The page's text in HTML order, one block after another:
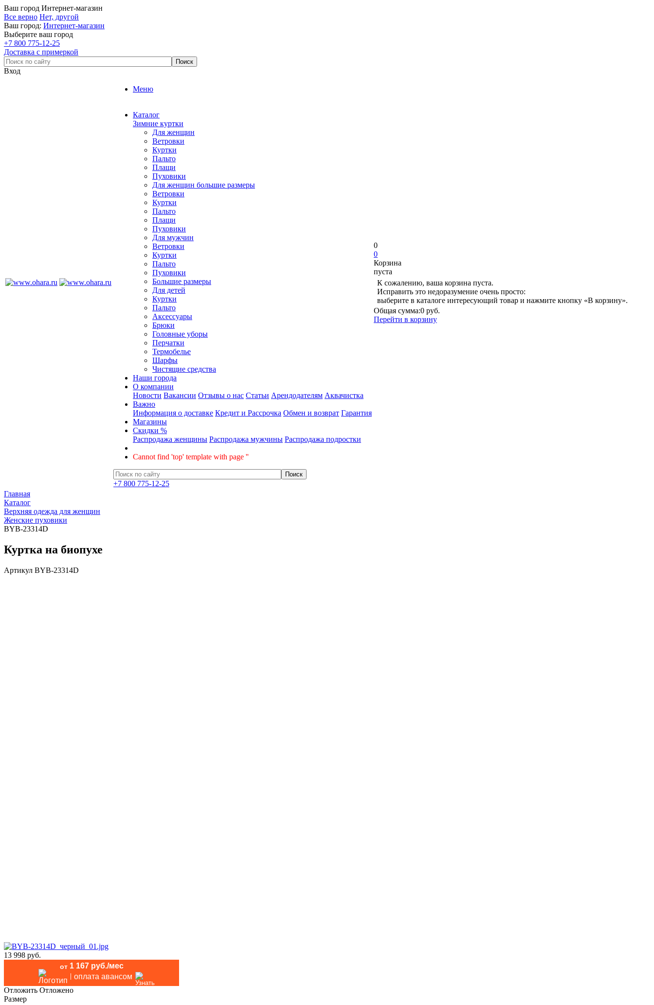
Ваш город Интернет-магазин
Все верно Нет, другой
Ваш город: Интернет-магазин
Выберите ваш город
+7 800 775-12-25
Доставка с примеркой
Вход
Меню
Каталог
Зимние куртки
Для женщин
Ветровки
Куртки
Пальто
Плащи
Пуховики
Для женщин большие размеры
Ветровки
Куртки
Пальто
Плащи
Пуховики
Для мужчин
Ветровки
Куртки
Пальто
Пуховики
Большие размеры
Для детей
Куртки
Пальто
Аксессуары
Брюки
Головные уборы
Перчатки
Термобелье
Шарфы
Чистящие средства
Наши города
О компании
Новости Вакансии Отзывы о нас Статьи Арендодателям Аквачистка
Важно
Информация о доставке Кредит и Рассрочка Обмен и возврат Гарантия
Магазины
Скидки %
Распродажа женщины Распродажа мужчины Распродажа подростки
Cannot find 'top' template with page ''
+7 800 775-12-25
0
0
Корзина
пуста
К сожалению, ваша корзина пуста.
Исправить это недоразумение очень просто:
выберите в каталоге интересующий товар и нажмите кнопку «В корзину».
Общая сумма:0 руб.
Перейти в корзину
Главная
Каталог
Верхняя одежда для женщин
Женские пуховики
BYB-23314D
Куртка на биопухе
Артикул BYB-23314D
13 998 руб.
от 1 167 руб./мес
оплата авансом
Отложить Отложено
Размер